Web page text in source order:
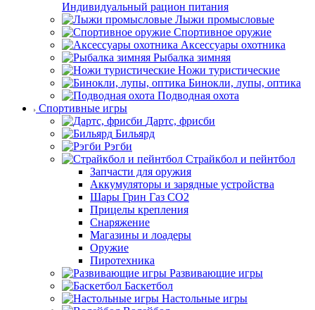
Индивидуальный рацион питания
Лыжи промысловые
Спортивное оружие
Аксессуары охотника
Рыбалка зимняя
Ножи туристические
Бинокли, лупы, оптика
Подводная охота
Спортивные игры
Дартс, фрисби
Бильярд
Рэгби
Страйкбол и пейнтбол
Запчасти для оружия
Аккумуляторы и зарядные устройства
Шары Грин Газ СО2
Прицелы крепления
Снаряжение
Магазины и лоадеры
Оружие
Пиротехника
Развивающие игры
Баскетбол
Настольные игры